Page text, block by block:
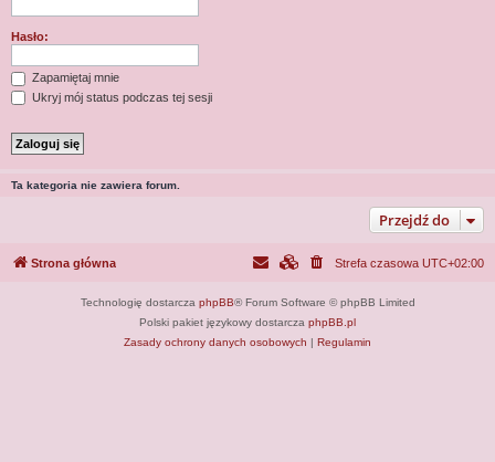
Hasło:
Zapamiętaj mnie
Ukryj mój status podczas tej sesji
Ta kategoria nie zawiera forum.
Przejdź do
Strona główna Strefa czasowa UTC+02:00
Technologię dostarcza phpBB® Forum Software © phpBB Limited
Polski pakiet językowy dostarcza phpBB.pl
Zasady ochrony danych osobowych | Regulamin